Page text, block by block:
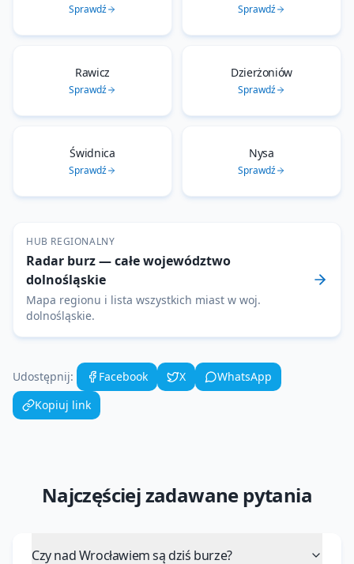
Sprawdź Sprawdź
Rawicz
Sprawdź
Dzierżoniów
Sprawdź
Świdnica
Sprawdź
Nysa
Sprawdź
HUB REGIONALNY
Radar burz— całe województwo
dolnośląskie
Mapa regionu i lista wszystkich miast w woj.
dolnośląskie.
Udostępnij: Facebook X
WhatsApp
Kopiuj link
Najczęściej zadawane pytania
Czy nad Wrocławiem są dziś burze?